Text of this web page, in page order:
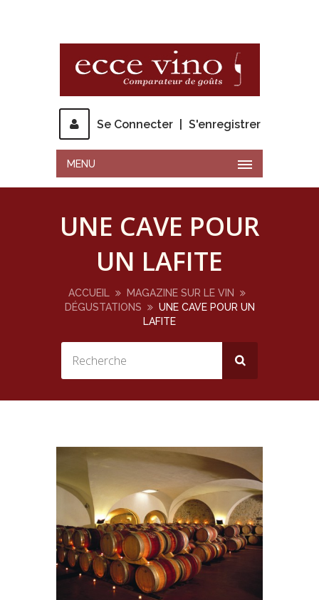
Se Connecter S'enregistrer
MENU
UNE CAVE POUR
UN LAFITE
ACCUEIL
MAGAZINE SUR LE VIN
DÉGUSTATIONS
UNE CAVE POUR UN
LAFITE